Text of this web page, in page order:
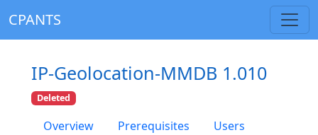
CPANTS
IP-Geolocation-MMDB 1.010
Deleted
Overview Prerequisites
Users